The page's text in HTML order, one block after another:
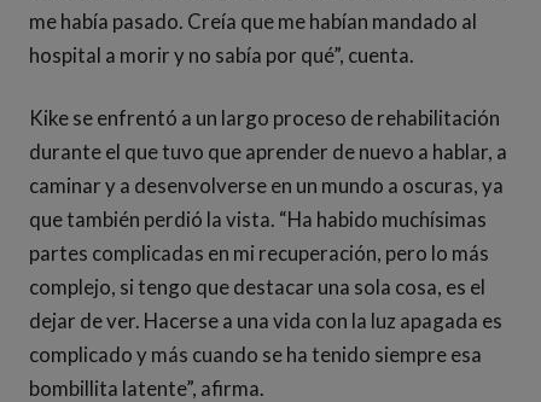
me había pasado. Creía que me habían mandado al
hospital a morir y no sabía por qué”, cuenta.
Kike se enfrentó a un largo proceso de rehabilitación
durante el que tuvo que aprender de nuevo a hablar, a
caminar y a desenvolverse en un mundo a oscuras, ya
que también perdió la vista. “Ha habido muchísimas
partes complicadas en mi recuperación, pero lo más
complejo, si tengo que destacar una sola cosa, es el
dejar de ver. Hacerse a una vida con la luz apagada es
complicado y más cuando se ha tenido siempre esa
bombillita latente”, afirma.